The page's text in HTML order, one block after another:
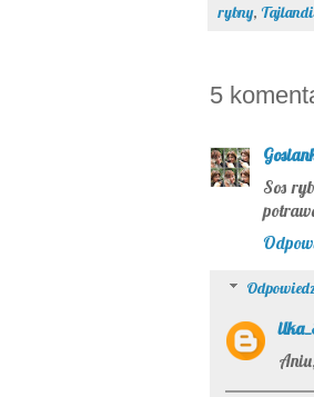
rybny,
5
Sos